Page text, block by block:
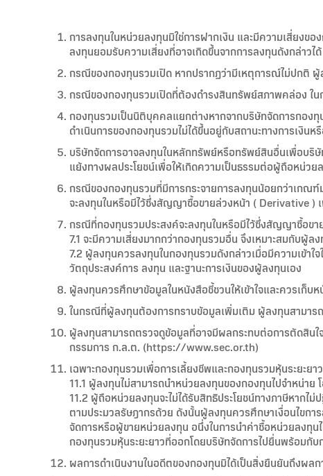
การลงทุนในหน่วยลงทุนมิใช่การฝากเงิน และมีความเสี่ยงข
ลงทุนยอมรับความเสี่ยงที่อาจเกิดขึ้นจากการลงทุนดังกล่าวได้
กรณีของกองทุนรวมเปิด หากปรากฏว่ามีเหตุการณ์ไม่ปกติ ผู้
กรณีของกองทุนรวมเปิดที่ต้องดำรงสินทรัพย์สภาพคล่อง ใ
กองทุนรวมเป็นนิติบุคคลแยกต่างหากจากบริษัทจัดการกอง
ดำเนินการของกองทุนรวมไม่ได้ขึ้นอยู่กับสถานะทางการเงิ
บริษัทจัดการอาจลงทุนในหลักทรัพย์หรือทรัพย์สินอื่นเพื่อบริ
แย้งทางผลประโยชน์เพื่อให้เกิดความเป็นธรรมต่อผู้ถือหน่วย
กรณีของกองทุนรวมที่มีการกระจายการลงทุนน้อยกว่าเกณฑ์
จะลงทุนในหรือมีไว้ซึ่งสัญญาซื้อขายล่วงหน้า ( Derivative
กรณีที่กองทุนรวมประสงค์จะลงทุนในหรือมีไว้ซึ่งสัญญาซื้อข
7.1 จะมีความเสี่ยงมากกว่ากองทุนรวมอื่น จึงเหมาะสมกับผู้
7.2 ผู้ลงทุนควรลงทุนในกองทุนรวมดังกล่าวเมื่อมีความเข้า
วัตถุประสงค์การ ลงทุน และฐานะการเงินของผู้ลงทุนเอง
ผู้ลงทุนควรศึกษาข้อมูลในหนังสือชี้ชวนให้เข้าใจและควรเก็
ในกรณีที่ผู้ลงทุนต้องการทราบข้อมูลเพิ่มเติม ผู้ลงทุนสามา
ผู้ลงทุนสามารถตรวจดูข้อมูลที่อาจมีผลกระทบต่อการตัดสิน
กรรมการ ก.ล.ต. (https://www.sec.or.th)
เฉพาะกองทุนรวมเพื่อการเลี้ยงชีพและกองทุนรวมหุ้นระยะยาว
11.1 ผู้ลงทุนไม่สามารถนำหน่วยลงทุนของกองทุนไปจำหน่าย
11.2 ผู้ถือหน่วยลงทุนจะไม่ได้รับสิทธิประโยชน์ทางภาษีหากไ
ตามประมวลรัษฎากรด้วย ดังนั้นผู้ลงทุนควรศึกษาเงื่อนไขกา
จัดการหรือผู้ขายหน่วยลงทุน อนึ่งในการนำค่าซื้อหน่วยลงทุ
กองทุนรวมหุ้นระยะยาวที่ออกโดยบริษัทจัดการไปยื่นพร้อม
ผลการดำเนินงานในอดีตของกองทุนมิได้เป็นสิ่งยืนยันถึงผลก